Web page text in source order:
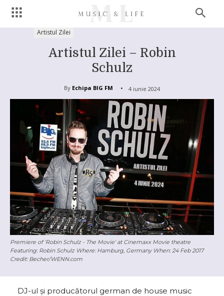
Artistul Zilei
Artistul Zilei – Robin
Schulz
By Echipa BIG FM 4 iunie 2024
Premiere of 'Robin Schulz - The Movie' at Cinemaxx Movie theatre
Featuring: Robin Schulz Where: Hamburg, Germany When: 24 Feb 2017
Credit: Becher/WENN.com
DJ-ul și producătorul german de house music